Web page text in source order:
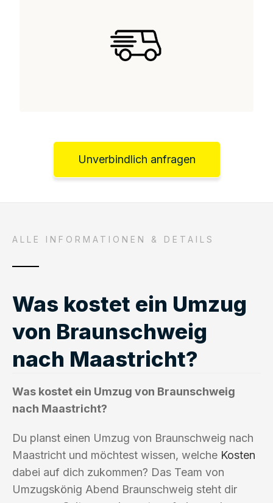
Unverbindlich anfragen
ALLE INFORMATIONEN & DETAILS
Was kostet ein Umzug
von Braunschweig
nach Maastricht?
Was kostet ein Umzug von Braunschweig
nach Maastricht?
Du planst einen Umzug von Braunschweig nach
Maastricht und möchtest wissen, welche Kosten
dabei auf dich zukommen? Das Team von
Umzugskönig Abend Braunschweig steht dir